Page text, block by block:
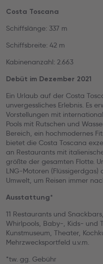
Costa Toscana
Schiffslänge: 337 m
Schiffsbreite: 42 m
Kabinenanzahl: 2.663
Debüt im Dezember 2021
Ein Urlaub auf der Costa
unvergessliches Erlebnis. Es
Vorstellungen mit
Pools mit Rutschen und
Bereich, ein hochmodernes
bietet die Costa Toscana
an Restaurants mit
größte der gesamten Flotte.
LNG-Motoren
Umwelt, um Reisen immer
Ausstattung*
11 Restaurants und
Whirlpools, Baby-, Kids- und
Kunstmuseum, Theater,
Mehrzwecksportfeld u.v.m.
*tw. gg. Gebühr